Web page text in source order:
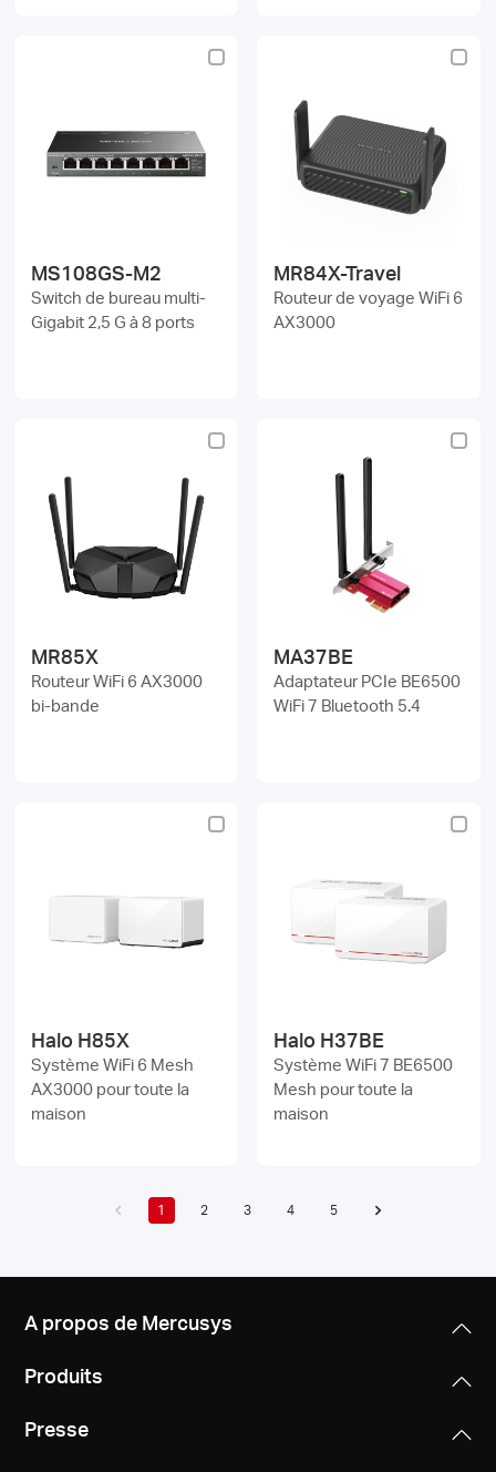
MS108GS-M2
Switch de bureau multi-
Gigabit 2,5 G à 8 ports
MR84X-Travel
Routeur de voyage WiFi 6
AX3000
MR85X
Routeur WiFi 6 AX3000
bi-bande
MA37BE
Adaptateur PCIe BE6500
WiFi 7 Bluetooth 5.4
Halo H85X
Système WiFi 6 Mesh
AX3000 pour toute la
maison
Halo H37BE
Système WiFi 7 BE6500
Mesh pour toute la
maison
1 2 3 4 5
A propos de Mercusys
Produits
Presse